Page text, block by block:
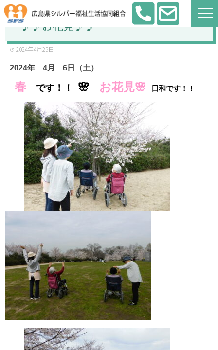
♪♪お花見♪♪
2024年4月25日
2024年 4月 6日（土）
春 です！！ 🌸 お花見🌸 日和です！！